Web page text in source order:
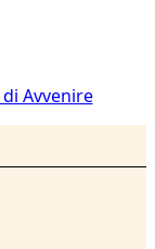
Avvenire